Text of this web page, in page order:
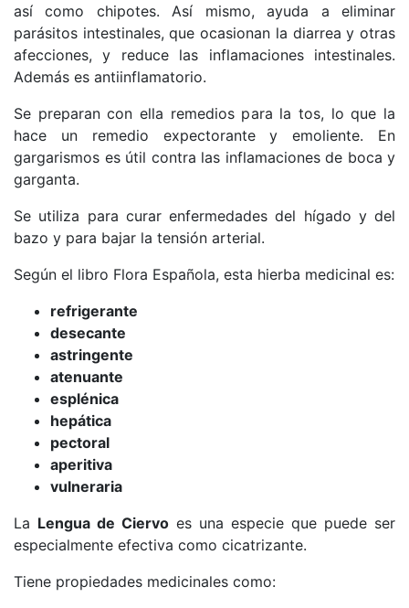
así como chipotes. Así mismo, ayuda a eliminar
parásitos intestinales, que ocasionan la diarrea y otras
afecciones,y reduce las inflamaciones intestinales.
Además es antiinflamatorio.
Se preparan con ella remedios para la tos, lo que la
hace un remedio expectorante y emoliente.
En
gargarismos es útil contra las inflamaciones de boca y
garganta.
Se utiliza para curar enfermedades del hígado y del
bazo y para bajar la tensión arterial.
Según el libro Flora Española, esta hierba medicinal es:
refrigerante
desecante
astringente
atenuante
esplénica
hepática
pectoral
aperitiva
vulneraria
La Lengua de Ciervo es una especie que puede ser
especialmente efectiva como cicatrizante.
Tiene propiedades medicinales como: